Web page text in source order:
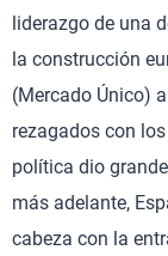
liderazgo de una
la construcción
(Mercado Único)
rezagados con
política dio
más adelante,
cabeza con la